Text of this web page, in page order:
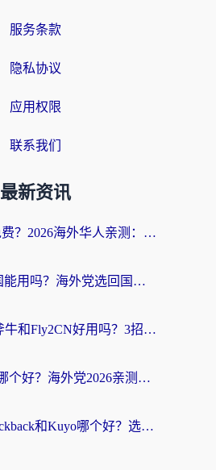
服务条款
隐私协议
应用权限
联系我们
最新资讯
Mac翻墙回国免费？2026海外华人亲测：从CCTV5直播到国内APP，这样选加速器才靠谱
Proton VPN中国能用吗？海外党选回国加速器的避坑指南（附番茄加速器实测）
海外党必看：斧牛和Fly2CN好用吗？3招教你选对回国加速器（附免费试用攻略）
斧牛和OurPlay哪个好？海外党2026亲测：选对加速器，国内资源秒加载
海外党纠结Quickback和Kuyo哪个好？选对回国加速器才能无缝刷国内资源